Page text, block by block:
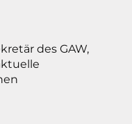
des GAW,